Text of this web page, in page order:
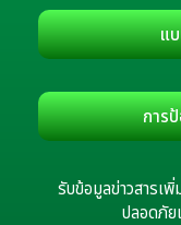
แ
การ
รับข้อมูลข่าวสารเพิ่
ปลอดภัย